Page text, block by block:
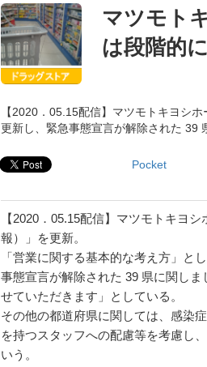
マツモト
は段階的
【2020．05.15配信】マツモトキヨシ
更新し、緊急事態宣言が解除された 39
Pocket
【2020．05.15配信】マツモトキヨ
報）」を更新。
「営業に関する基本的な考え方」と
事態宣言が解除された 39 県に関し
せていただきます」としている。
その他の都道府県に関しては、感染
を持つスタッフへの配慮等を考慮し
いう。